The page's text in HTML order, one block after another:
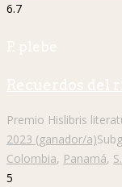
6.7
P. plebe
Recuerdos del
Premio Hislibris
2023 (ganador/a)
Colombia, Panamá,
5